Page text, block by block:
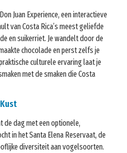
Juan Experience, een interactieve
van Costa Rica’s meest geliefde
en suikerriet. Je wandelt door de
chocolade en perst zelfs je
culturele ervaring laat je
met de smaken die Costa
de dag met een optionele,
in het Santa Elena Reservaat, de
diversiteit aan vogelsoorten.